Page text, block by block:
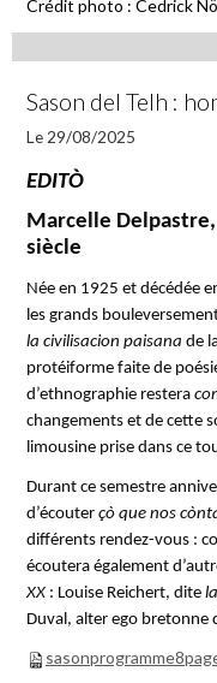
Crédit photo : Cedrick
Sason del Telh :
Le 29/08/2025
EDITÒ
Marcelle
siècle
Née en 1925 et décédée
les grands
la civilisacion paisana de
protéiforme faite de
d’ethnographie restera
changements et de cette
limousine prise dans ce
Durant ce semestre
d’écouter çò que nos
différents rendez-vous :
écoutera également
XX : Louise Reichert, dite
Duval, alter ego bretonne